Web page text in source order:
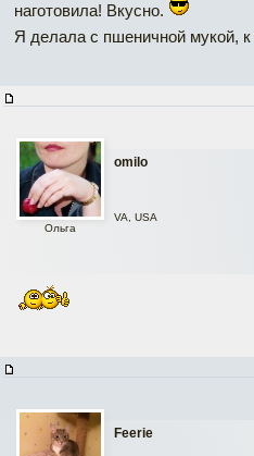
наготовила! Вкусно.
Я делала с пшеничной мукой,
omilo
Ольга
VA, USA
Feerie